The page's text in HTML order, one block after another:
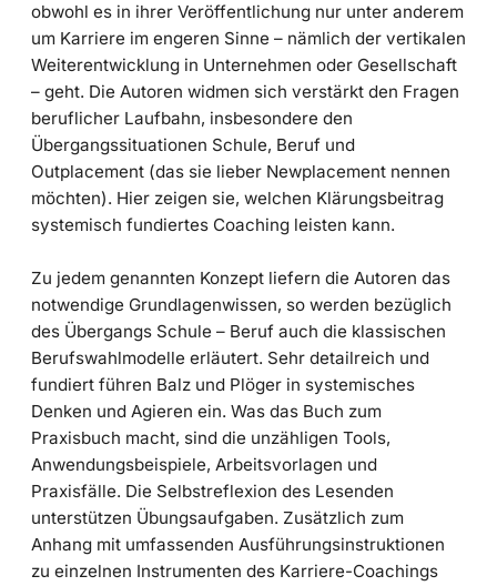
obwohl es in ihrer Veröffentlichung nur unter anderem
um Karriere im engeren Sinne – nämlich der vertikalen
Weiterentwicklung in Unternehmen oder Gesellschaft
– geht. Die Autoren widmen sich verstärkt den Fragen
beruflicher Laufbahn, insbesondere den
Übergangssituationen Schule, Beruf und
Outplacement (das sie lieber Newplacement nennen
möchten). Hier zeigen sie, welchen Klärungsbeitrag
systemisch fundiertes Coaching leisten kann.
Zu jedem genannten Konzept liefern die Autoren das
notwendige Grundlagenwissen, so werden bezüglich
des Übergangs Schule – Beruf auch die klassischen
Berufswahlmodelle erläutert. Sehr detailreich und
fundiert führen Balz und Plöger in systemisches
Denken und Agieren ein. Was das Buch zum
Praxisbuch macht, sind die unzähligen Tools,
Anwendungsbeispiele, Arbeitsvorlagen und
Praxisfälle. Die Selbstreflexion des Lesenden
unterstützen Übungsaufgaben. Zusätzlich zum
Anhang mit umfassenden Ausführungsinstruktionen
zu einzelnen Instrumenten des Karriere-Coachings